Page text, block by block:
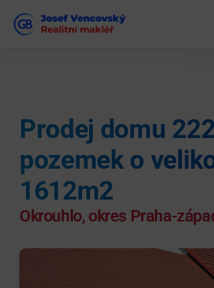
Prodej domu
pozemek o
1612m2
Okrouhlo, okres Praha-